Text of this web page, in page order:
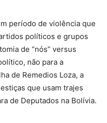
período de violência que
políticos e grupos
de “nós” versus
não para a
de Remedios Loza, a
que usam trajes
de Deputados na Bolívia.